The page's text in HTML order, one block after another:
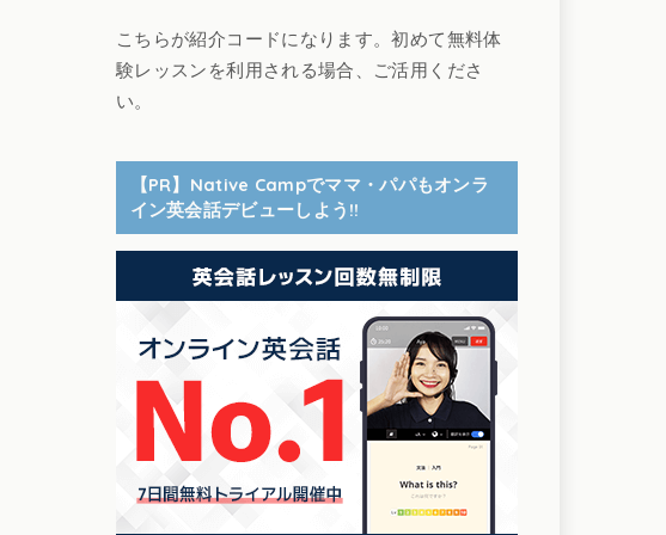
こちらが紹介コードになります。初めて無料体
験レッスンを利用される場合、ご活用くださ
い。
【PR】Native Campでママ・パパもオンラ
イン英会話デビューしよう!!